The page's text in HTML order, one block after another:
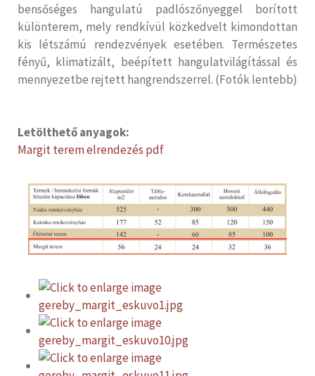
bensőséges hangulatú padlószőnyeggel borított
különterem, mely rendkívül közkedvelt kimondottan
kis létszámú rendezvények esetében. Természetes
fényű, klimatizált, beépített hangulatvilágítással és
mennyezetbe rejtett hangrendszerrel. (Fotók lentebb)
Letölthető anyagok:
Margit terem elrendezés pdf